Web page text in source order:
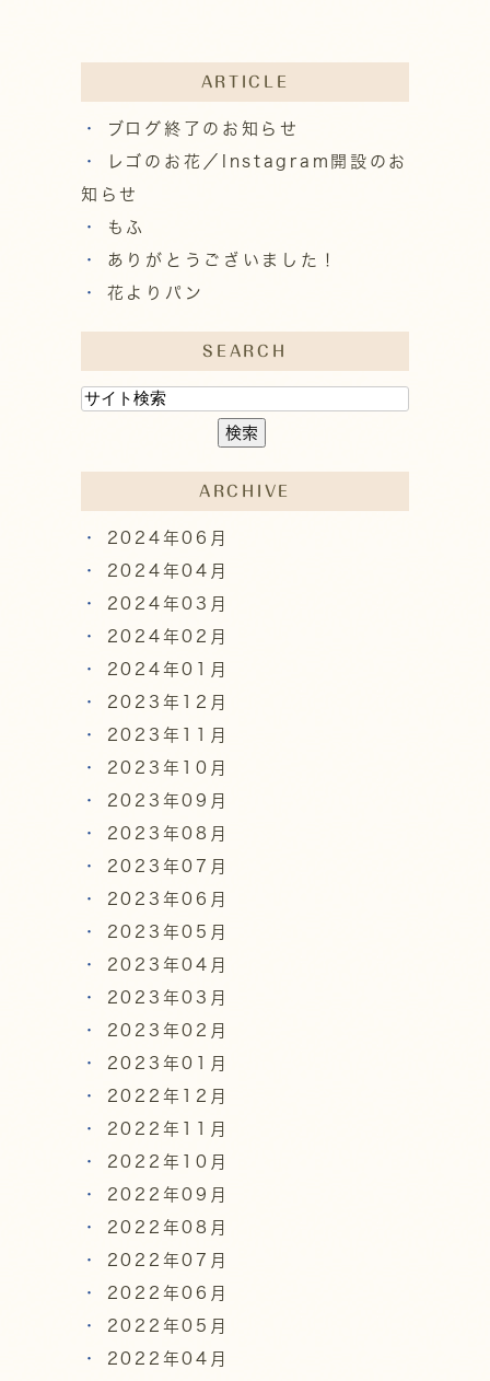
ARTICLE
ブログ終了のお知らせ
レゴのお花／Instagram開設のお
知らせ
もふ
ありがとうございました！
花よりパン
SEARCH
ARCHIVE
2024年06月
2024年04月
2024年03月
2024年02月
2024年01月
2023年12月
2023年11月
2023年10月
2023年09月
2023年08月
2023年07月
2023年06月
2023年05月
2023年04月
2023年03月
2023年02月
2023年01月
2022年12月
2022年11月
2022年10月
2022年09月
2022年08月
2022年07月
2022年06月
2022年05月
2022年04月